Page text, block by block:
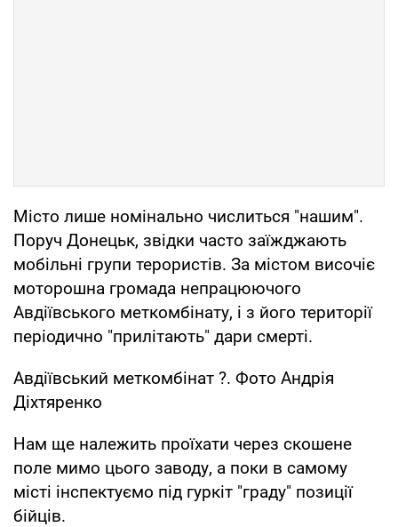
Місто лише номінально числиться "нашим".
Поруч Донецьк, звідки часто заїжджають
мобільні групи терористів. За містом височіє
моторошна громада непрацюючого
Авдіївського меткомбінату, і з його території
періодично "прилітають" дари смерті.
Авдіївський меткомбінат ?. Фото Андрія
Діхтяренко
Нам ще належить проїхати через скошене
поле мимо цього заводу, а поки в самому
місті інспектуємо під гуркіт "граду" позиції
бійців.